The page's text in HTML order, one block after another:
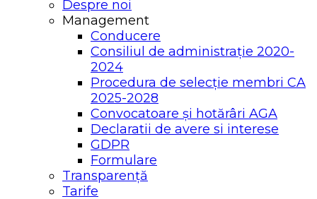
Despre noi
Management
Conducere
Consiliul de administrație 2020-
2024
Procedura de selecție membri CA
2025-2028
Convocatoare și hotărâri AGA
Declaratii de avere si interese
GDPR
Formulare
Transparență
Tarife